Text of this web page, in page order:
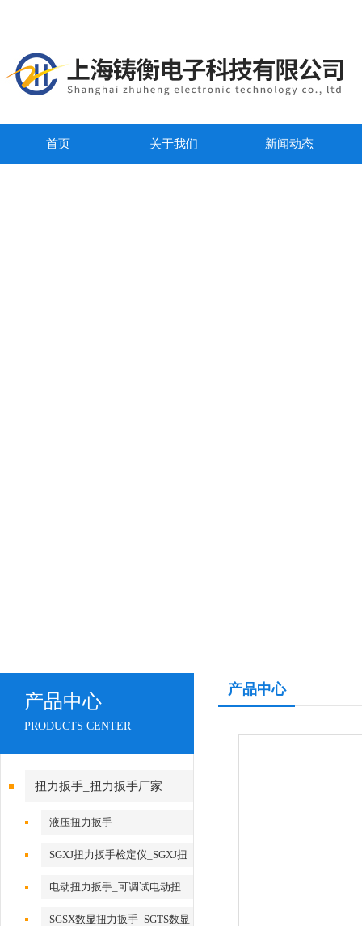
首页 关于我们 新闻动态
产品中心
PRODUCTS CENTER
扭力扳手_扭力扳手厂家
液压扭力扳手
SGXJ扭力扳手检定仪_SGXJ扭
矩扳手检定仪
电动扭力扳手_可调试电动扭
SGSX数显扭力扳手_SGTS数显
产品中心